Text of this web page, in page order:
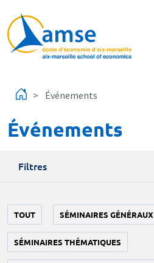
Événements
Événements
Filtres
TOUT SÉMINAIRES GÉNÉRAUX
SÉMINAIRES THÉMATIQUES